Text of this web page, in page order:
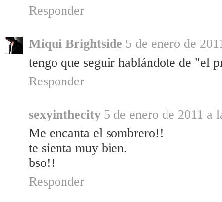
Responder
Miqui Brightside 5 de enero de
tengo que seguir hablándote de "el
Responder
sexyinthecity 5 de enero de 2011 a
Me encanta el sombrero!!
te sienta muy bien.
bso!!
Responder